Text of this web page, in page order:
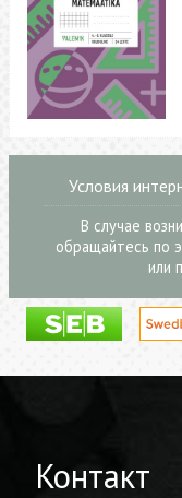
Условия
В случае
обращайтесь по
или
Контакт